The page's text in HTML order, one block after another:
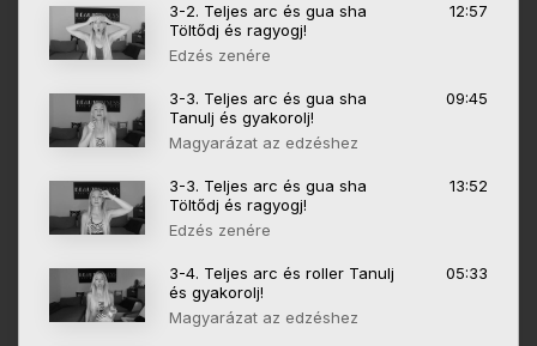
3-2. Teljes arc és gua sha
Töltődj és ragyogj!
12:57
Edzés zenére
3-3. Teljes arc és gua sha
Tanulj és gyakorolj!
09:45
Magyarázat az edzéshez
3-3. Teljes arc és gua sha
Töltődj és ragyogj!
13:52
Edzés zenére
3-4. Teljes arc és roller Tanulj
és gyakorolj!
05:33
Magyarázat az edzéshez